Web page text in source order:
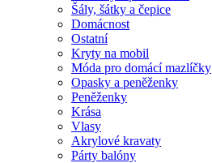
Šály, šátky a čepice
Domácnost
Ostatní
Kryty na mobil
Móda pro domácí mazlíčky
Opasky a peněženky
Peněženky
Krása
Vlasy
Akrylové kravaty
Párty balóny